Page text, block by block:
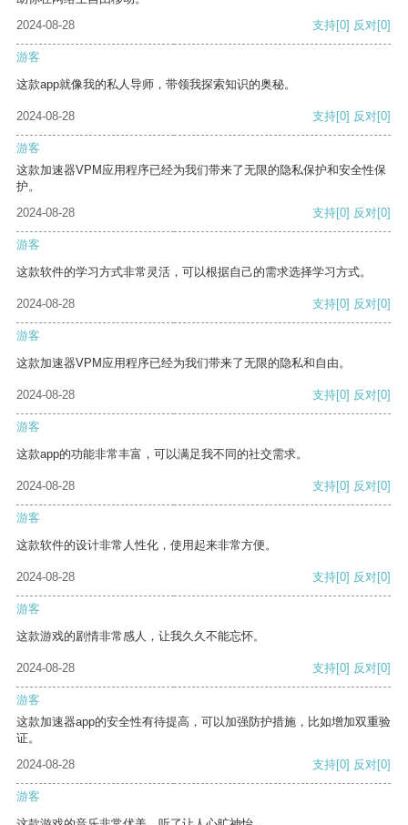
2024-08-28
支持[0] 反对[0]
游客
这款app就像我的私人导师，带领我探索知识的奥秘。
2024-08-28 支持[0] 反对[0]
游客
这款加速器VPM应用程序已经为我们带来了无限的隐私保护和安全性保
护。
2024-08-28
支持[0] 反对[0]
游客
这款软件的学习方式非常灵活，可以根据自己的需求选择学习方式。
2024-08-28 支持[0] 反对[0]
游客
这款加速器VPM应用程序已经为我们带来了无限的隐私和自由。
2024-08-28 支持[0] 反对[0]
游客
这款app的功能非常丰富，可以满足我不同的社交需求。
2024-08-28 支持[0] 反对[0]
游客
这款软件的设计非常人性化，使用起来非常方便。
2024-08-28 支持[0] 反对[0]
游客
这款游戏的剧情非常感人，让我久久不能忘怀。
2024-08-28 支持[0] 反对[0]
游客
这款加速器app的安全性有待提高，可以加强防护措施，比如增加双重验
证。
2024-08-28
支持[0] 反对[0]
游客